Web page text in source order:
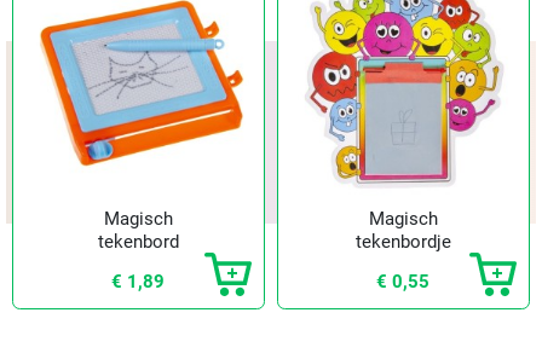
Magisch
tekenbord
€ 1,89
Magisch
tekenbordje
€ 0,55